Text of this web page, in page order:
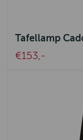
Tafellamp
€153,-